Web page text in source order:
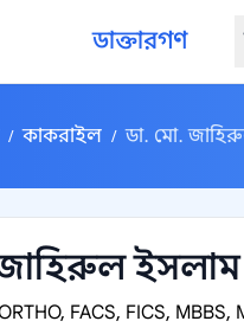
ডাক্তারগণ
/ কাকরাইল / ডা. মো.
ইসলাম
FACS, FICS, MBBS,